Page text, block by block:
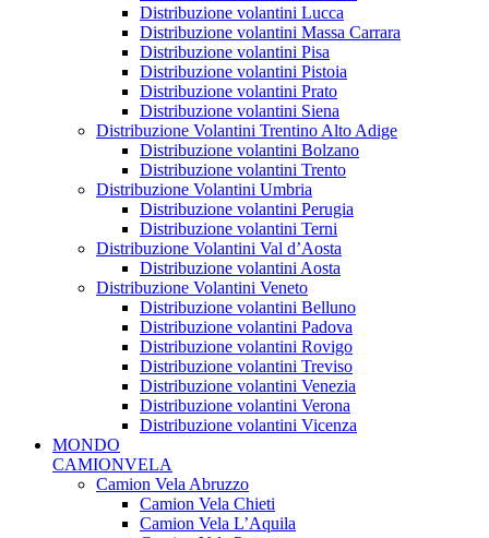
Distribuzione volantini Lucca
Distribuzione volantini Massa Carrara
Distribuzione volantini Pisa
Distribuzione volantini Pistoia
Distribuzione volantini Prato
Distribuzione volantini Siena
Distribuzione Volantini Trentino Alto Adige
Distribuzione volantini Bolzano
Distribuzione volantini Trento
Distribuzione Volantini Umbria
Distribuzione volantini Perugia
Distribuzione volantini Terni
Distribuzione Volantini Val d’Aosta
Distribuzione volantini Aosta
Distribuzione Volantini Veneto
Distribuzione volantini Belluno
Distribuzione volantini Padova
Distribuzione volantini Rovigo
Distribuzione volantini Treviso
Distribuzione volantini Venezia
Distribuzione volantini Verona
Distribuzione volantini Vicenza
MONDO
CAMIONVELA
Camion Vela Abruzzo
Camion Vela Chieti
Camion Vela L’Aquila